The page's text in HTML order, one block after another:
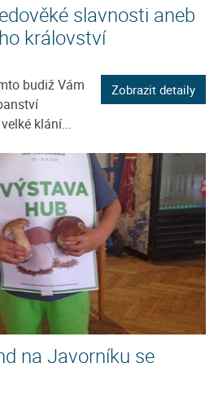
slavnosti aneb
království
budiž Vám
klání...
Zobrazit detaily
na Javorníku se